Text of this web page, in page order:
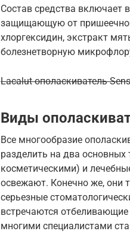
Состав средства включает
защищающую от
хлоргексидин, экстракт
болезнетворную
Lacalut ополаскиватель
Виды
Все многообразие
разделить на два
косметическими) и
освежают. Конечно же, они
серьезные
встречаются
многими специалистами